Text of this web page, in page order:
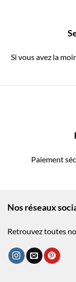
Si vous avez la
Paiement
Nos réseaux
Retrouvez toutes